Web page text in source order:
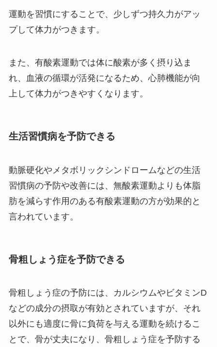
運動を習慣にすることで、少しずつ持久力がアッ
プして体力がつきます。
また、有酸素運動では体に酸素が多く摂り込ま
れ、血液の循環が活発になるため、心肺機能が向
上して体力がつきやすくなります。
生活習慣病を予防できる
動脈硬化やメタボリックシンドロームなどの生活
習慣病の予防や改善には、無酸素運動よりも体脂
肪を減らす作用のある有酸素運動の方が効果的と
言われています。
骨粗しょう症を予防できる
骨粗しょう症の予防には、カルシウムやビタミンD
などの成分の摂取が有効とされていますが、それ
以外にも適度に骨に負荷を与える運動を続けるこ
とで、骨が丈夫になり、骨粗しょう症を予防する